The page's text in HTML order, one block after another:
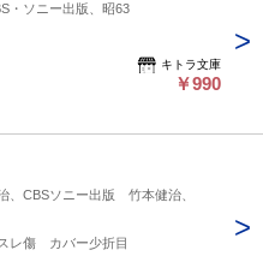
・ソニー出版、昭63
キトラ文庫
￥990
、CBSソニー出版 竹本健治、
レ傷 カバー少折目